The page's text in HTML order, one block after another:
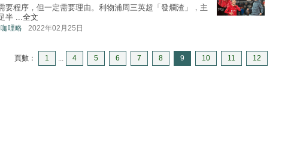
要程序，但一定需要理由。利物浦周三英超「發爛渣」，主
半 ...全文
咖哩略 2022年02月25日
頁數： 1 ... 4 5 6 7 8 9 10 11 12